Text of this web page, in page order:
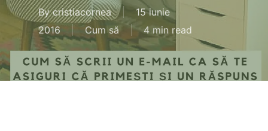
By cristiacornea
15 iunie
2016
Cum să 4 min read